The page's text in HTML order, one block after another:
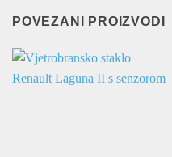
POVEZANI PROIZVODI